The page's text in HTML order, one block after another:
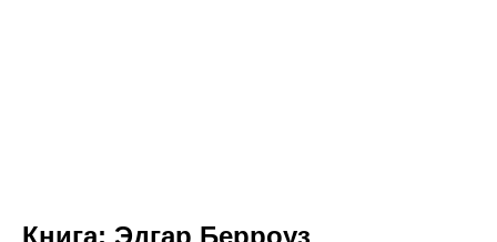
Книга: Эдгар Берроуз